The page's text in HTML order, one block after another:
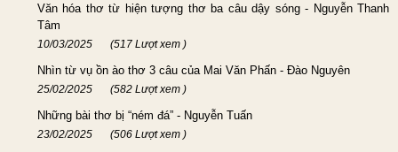
Văn hóa thơ từ hiện tượng thơ ba câu dậy sóng - Nguyễn Thanh
Tâm
10/03/2025 (517 Lượt xem )
Nhìn từ vụ ồn ào thơ 3 câu của Mai Văn Phấn - Đào Nguyên
25/02/2025 (582 Lượt xem )
Những bài thơ bị “ném đá” - Nguyễn Tuấn
23/02/2025 (506 Lượt xem )